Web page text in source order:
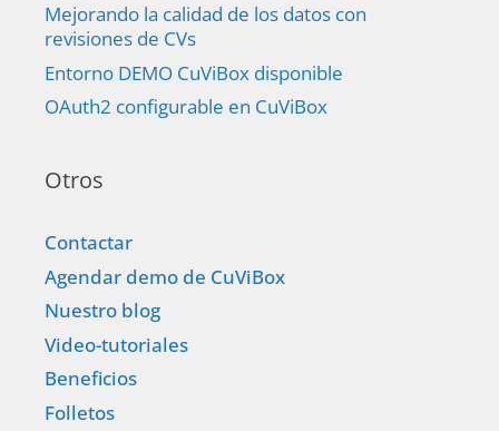
Mejorando la calidad de los datos con
revisiones de CVs
Entorno DEMO CuViBox disponible
OAuth2 configurable en CuViBox
Otros
Contactar
Agendar demo de CuViBox
Nuestro blog
Video-tutoriales
Beneficios
Folletos